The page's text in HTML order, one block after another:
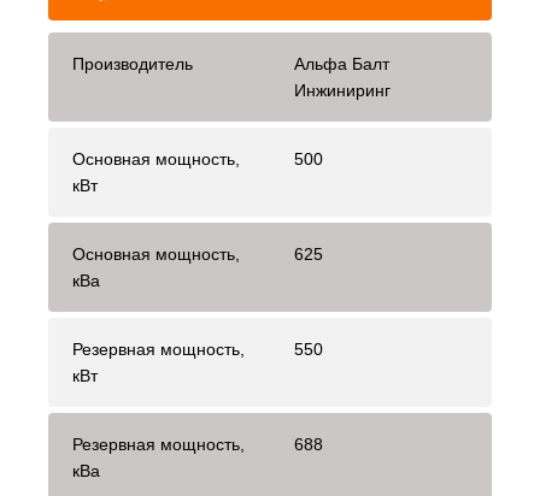
Производитель
Альфа Балт
Инжиниринг
Основная мощность,
кВт
500
Основная мощность,
кВа
625
Резервная мощность,
кВт
550
Резервная мощность,
кВа
688